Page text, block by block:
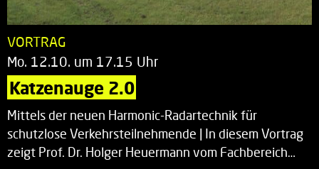
VORTRAG
Mo. 12.10. um 17.15 Uhr
Katzenauge 2.0
Mittels der neuen Harmonic-Radartechnik für
schutzlose Verkehrsteilnehmende | In diesem Vortrag
zeigt Prof. Dr. Holger Heuermann vom Fachbereich…